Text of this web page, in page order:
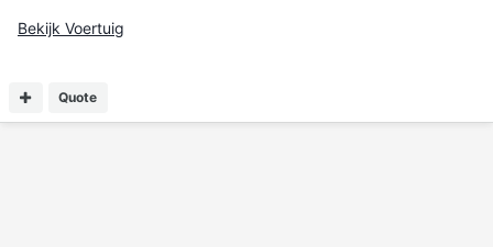
Bekijk Voertuig
Quote